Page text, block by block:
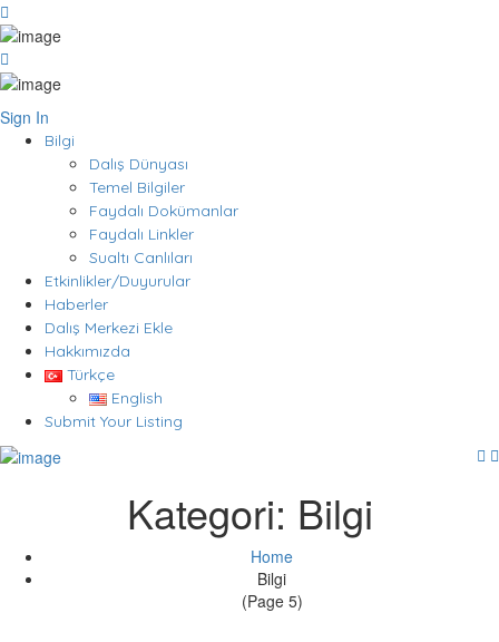
Sign In
Bilgi
Dalış Dünyası
Temel Bilgiler
Faydalı Dokümanlar
Faydalı Linkler
Sualtı Canlıları
Etkinlikler/Duyurular
Haberler
Dalış Merkezi Ekle
Hakkımızda
Türkçe
English
Submit Your Listing
Kategori: Bilgi
Home
Bilgi
(Page 5)